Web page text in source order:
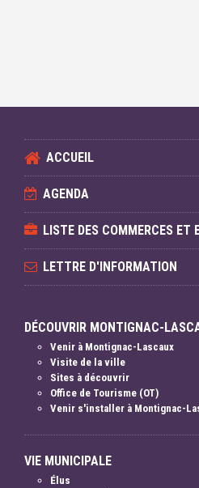
ACCUEIL
AGENDA
LISTE DES COMMERCES ET
LETTRE D'INFORMATION
DÉCOUVRIR MONTIGNAC-
Venir à Montignac-Lascaux
Visite de la ville
Sites à découvrir
Office de Tourisme (OT)
Venir s'installer à Montignac-
VIE MUNICIPALE
Élus